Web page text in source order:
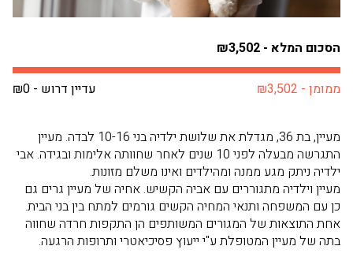
הסכום המלא - ₪3,502
עדיין דרוש - ₪0 ממומן - ₪3,502
מעיין, בת 36, מגדלת את שלושת ילדיה בני 10-16 לבדה. מעיין
התגרשה מבעלה לפני 10 שנים לאחר שחוותה אלימות ובגידה. אבי
ילדיה ניתק מגע ממנה ומהילדים ואינו משלם מזונות.
מעיין וילדיה מתגוררים עם אביה הקשיש. אחיה של מעיין גרים גם
כן עם המשפחה ותנאי המחיה הקשים גורמים למתח בין בני הבית.
אחת התוצאות של המגורים המשותפים הן התקפות חרדה שחווה
בתה של מעיין המטופלת ע"י ייעוץ פסיכיאטרי ותרופות הרגעה.